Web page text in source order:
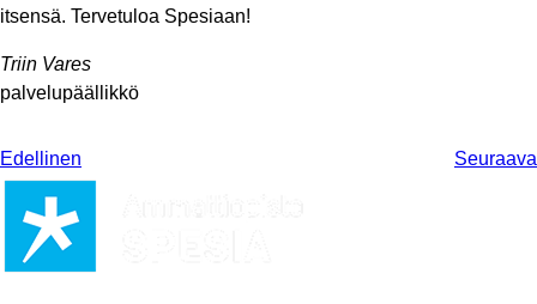
itsensä. Tervetuloa Spesiaan!
Triin Vares
palvelupäällikkö
Edellinen Seuraava